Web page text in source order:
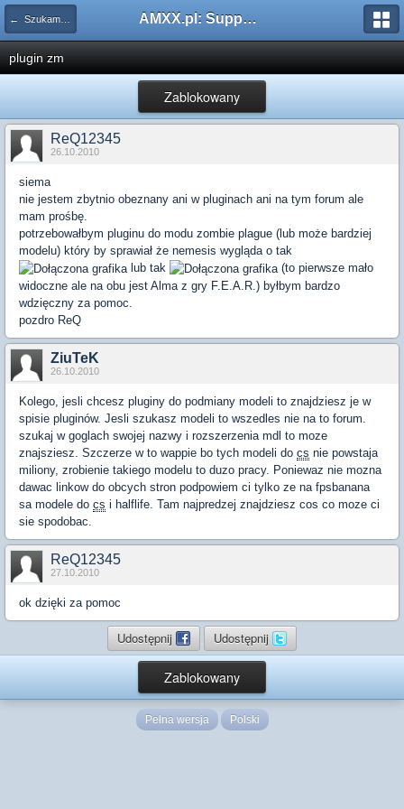
← Szukam pluginu AMXX.pl: Support AMX Mod X i SourceMod
plugin zm
Zablokowany
ReQ12345
26.10.2010
siema
nie jestem zbytnio obeznany ani w pluginach ani na tym forum ale
mam prośbę.
potrzebowałbym pluginu do modu zombie plague (lub może bardziej
modelu) który by sprawiał że nemesis wygląda o tak
lub tak
(to pierwsze mało
widoczne ale na obu jest Alma z gry F.E.A.R.) byłbym bardzo
wdzięczny za pomoc.
pozdro ReQ
ZiuTeK
26.10.2010
Kolego, jesli chcesz pluginy do podmiany modeli to znajdziesz je w
spisie pluginów. Jesli szukasz modeli to wszedles nie na to forum.
szukaj w goglach swojej nazwy i rozszerzenia mdl to moze
znajsziesz. Szczerze w to wappie bo tych modeli do cs nie powstaja
miliony, zrobienie takiego modelu to duzo pracy. Poniewaz nie mozna
dawac linkow do obcych stron podpowiem ci tylko ze na fpsbanana
sa modele do cs i halflife. Tam najpredzej znajdziesz cos co moze ci
sie spodobac.
ReQ12345
27.10.2010
ok dzięki za pomoc
Udostępnij Udostępnij
Zablokowany
Pełna wersja Polski